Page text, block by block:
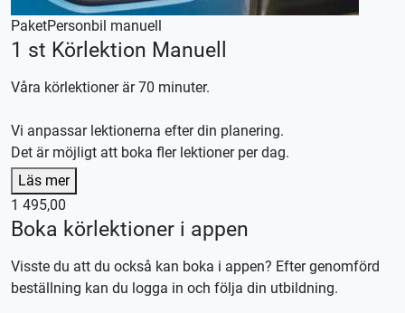
PaketPersonbil manuell
1 st Körlektion Manuell
Våra körlektioner är 70 minuter.
Vi anpassar lektionerna efter din planering.
Det är möjligt att boka fler lektioner per dag.
Denna körlektion utförs med en manuellt växlad bil,
körkortstillstånd krävs.
Kontakta oss för bokning eller logga in på appen TABS Elev
alternativt tctabs.se.
Vid önskemål om betalning via faktura, vänligen kontakta
Läs mer
1 495,00
Boka körlektioner i appen
Visste du att du också kan boka i appen? Efter genomförd
beställning kan du logga in och följa din utbildning.